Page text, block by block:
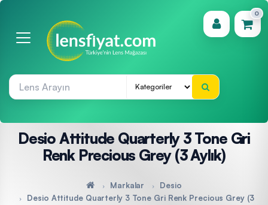
0
(0)
Desio Attitude Quarterly 3 Tone Gri
Renk Precious Grey (3 Aylık)
Markalar
Desio
Desio Attitude Quarterly 3 Tone Gri Renk Precious Grey (3